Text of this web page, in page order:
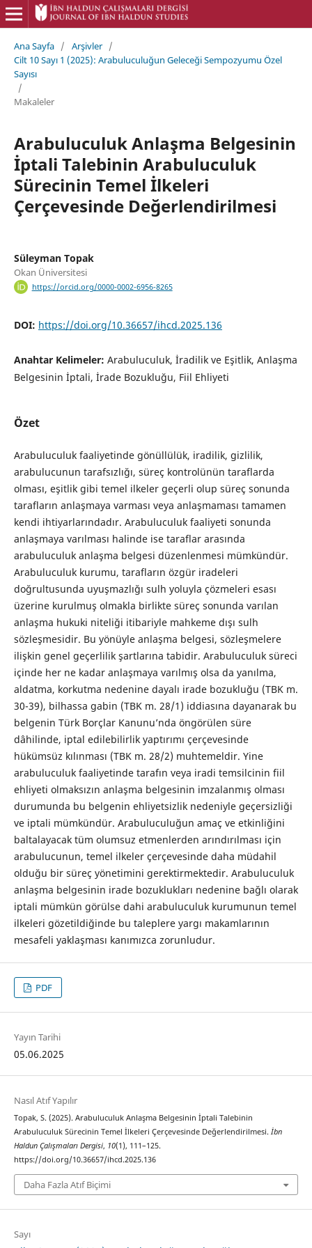
Lütfen
dikkat:
web
sitesi
erişilebilirlik
sistemi
Ana Sayfa / Arşivler /
Cilt 10 Sayı 1 (2025): Arabuluculuğun Geleceği Sempozyumu Özel
Sayısı
/
Makaleler
Arabuluculuk Anlaşma Belgesinin
İptali Talebinin Arabuluculuk
Sürecinin Temel İlkeleri
Çerçevesinde Değerlendirilmesi
Süleyman Topak
Okan Üniversitesi
https://orcid.org/0000-0002-6956-8265
DOI: https://doi.org/10.36657/ihcd.2025.136
Anahtar Kelimeler: Arabuluculuk, İradilik ve Eşitlik, Anlaşma
Belgesinin İptali, İrade Bozukluğu, Fiil Ehliyeti
Özet
Arabuluculuk faaliyetinde gönüllülük, iradilik, gizlilik,
arabulucunun tarafsızlığı, süreç kontrolünün taraflarda
olması, eşitlik gibi temel ilkeler geçerli olup süreç sonunda
tarafların anlaşmaya varması veya anlaşmaması tamamen
kendi ihtiyarlarındadır. Arabuluculuk faaliyeti sonunda
anlaşmaya varılması halinde ise taraflar arasında
arabuluculuk anlaşma belgesi düzenlenmesi mümkündür.
Arabuluculuk kurumu, tarafların özgür iradeleri
doğrultusunda uyuşmazlığı sulh yoluyla çözmeleri esası
üzerine kurulmuş olmakla birlikte süreç sonunda varılan
anlaşma hukuki niteliği itibariyle mahkeme dışı sulh
sözleşmesidir. Bu yönüyle anlaşma belgesi, sözleşmelere
ilişkin genel geçerlilik şartlarına tabidir. Arabuluculuk süreci
içinde her ne kadar anlaşmaya varılmış olsa da yanılma,
aldatma, korkutma nedenine dayalı irade bozukluğu (TBK m.
30-39), bilhassa gabin (TBK m. 28/1) iddiasına dayanarak bu
belgenin Türk Borçlar Kanunu’nda öngörülen süre
dâhilinde, iptal edilebilirlik yaptırımı çerçevesinde
hükümsüz kılınması (TBK m. 28/2) muhtemeldir. Yine
arabuluculuk faaliyetinde tarafın veya iradi temsilcinin fiil
ehliyeti olmaksızın anlaşma belgesinin imzalanmış olması
durumunda bu belgenin ehliyetsizlik nedeniyle geçersizliği
ve iptali mümkündür. Arabuluculuğun amaç ve etkinliğini
baltalayacak tüm olumsuz etmenlerden arındırılması için
arabulucunun, temel ilkeler çerçevesinde daha müdahil
olduğu bir süreç yönetimini gerektirmektedir. Arabuluculuk
anlaşma belgesinin irade bozuklukları nedenine bağlı olarak
iptali mümkün görülse dahi arabuluculuk kurumunun temel
ilkeleri gözetildiğinde bu taleplere yargı makamlarının
mesafeli yaklaşması kanımızca zorunludur.
PDF
Yayın Tarihi
05.06.2025
Nasıl Atıf Yapılır
Topak, S. (2025). Arabuluculuk Anlaşma Belgesinin İptali Talebinin
Arabuluculuk Sürecinin Temel İlkeleri Çerçevesinde Değerlendirilmesi. İbn
Haldun Çalışmaları Dergisi, 10(1), 111–125.
https://doi.org/10.36657/ihcd.2025.136
Daha Fazla Atıf Biçimi
Sayı